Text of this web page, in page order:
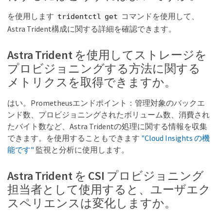
を使用します tridentctl get コマンドを使用して、
Astra Trident構成に関する詳細を確認できます。
Astra Trident を使用してストレージを
プロビジョニングする方法に関する
メトリクスを取得できますか。
はい。Prometheusエンドポイント：管理対象のバックエ
ンド数、プロビジョニングされたボリューム数、消費され
たバイト数など、Astra Tridentの処理に関する情報を収集
できます。を使用することもできます "Cloud Insights の機
能です" 監視と分析に使用します。
Astra Trident を CSI プロビジョニング
担当者として使用すると、ユーザエク
スペリエンスは変化しますか。